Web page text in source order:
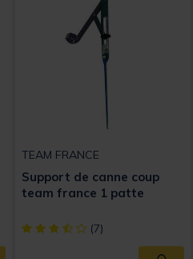
Rating
TEAM FRANCE
Support de canne coup
team france 1 patte
[object Object] out of 5
(7)